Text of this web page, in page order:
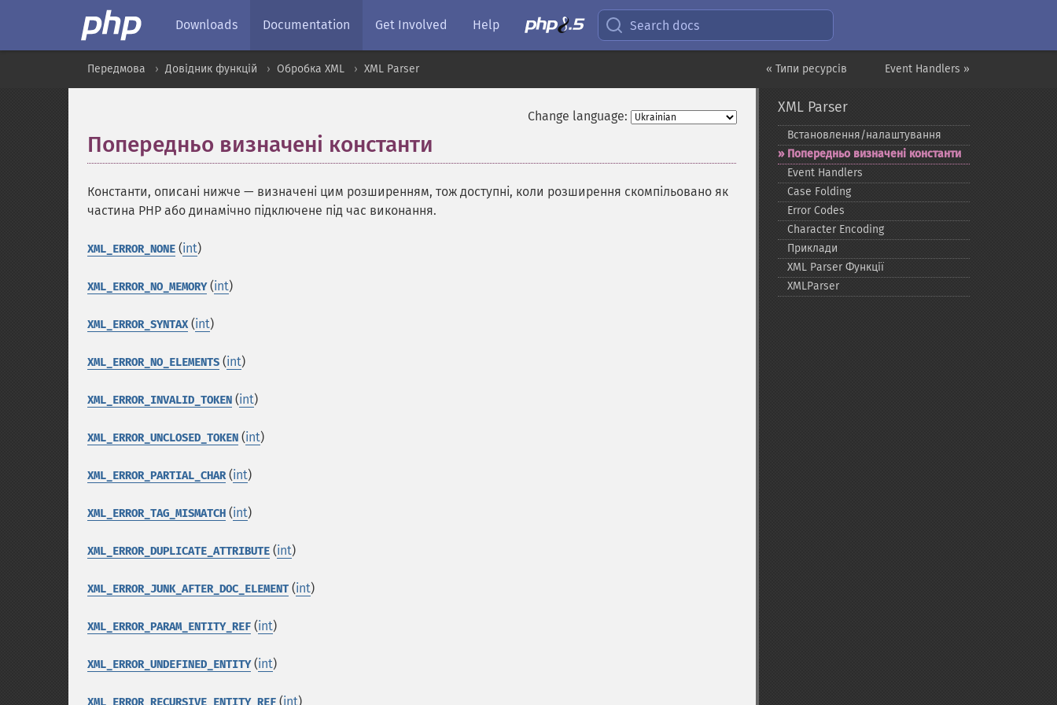
Downloads Documentation Get Involved Help Search docs
Event Handlers »
« Типи ресурсів
Передмова Довідник функцій Обробка XML XML Parser
Change language:
Попередньо визначені константи
Константи, описані нижче — визначені цим розширенням, тож доступні, коли розширення скомпільовано як
частина PHP або динамічно підключене під час виконання.
XML_ERROR_NONE (int)
XML_ERROR_NO_MEMORY(int)
XML_ERROR_SYNTAX(int)
XML_ERROR_NO_ELEMENTS (int)
XML_ERROR_INVALID_TOKEN (int)
XML_ERROR_UNCLOSED_TOKEN (int)
XML_ERROR_PARTIAL_CHAR(int)
XML_ERROR_TAG_MISMATCH (int)
XML_ERROR_DUPLICATE_ATTRIBUTE (int)
XML_ERROR_JUNK_AFTER_DOC_ELEMENT (int)
XML_ERROR_PARAM_ENTITY_REF (int)
XML_ERROR_UNDEFINED_ENTITY(int)
XML_ERROR_RECURSIVE_ENTITY_REF (int)
XML Parser
Встановлення/налаштування
Попередньо визначені константи
Event Handlers
Case Folding
Error Codes
Character Encoding
Приклади
XML Parser Функції
XMLParser